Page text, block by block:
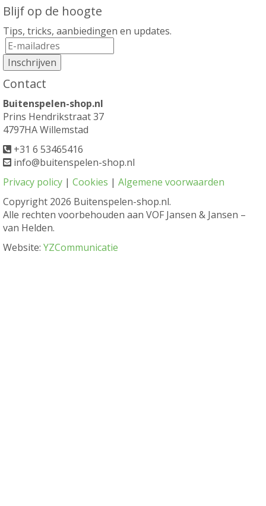
Blijf op de hoogte
Tips, tricks, aanbiedingen en updates.
Contact
Buitenspelen-shop.nl
Prins Hendrikstraat 37
4797HA Willemstad
+31 6 53465416
info@buitenspelen-shop.nl
Privacy policy | Cookies | Algemene voorwaarden
Copyright 2026 Buitenspelen-shop.nl.
Alle rechten voorbehouden aan VOF Jansen & Jansen –
van Helden.
Website: YZCommunicatie